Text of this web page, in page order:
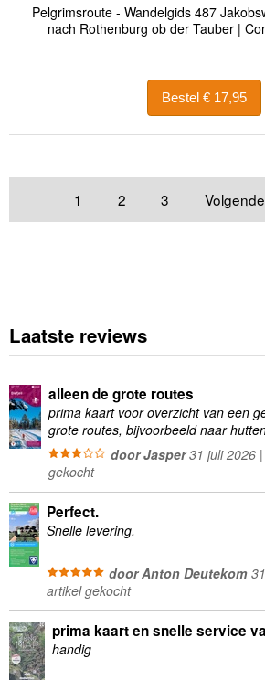
Pelgrimsroute - Wandelgids 487
nach Rothenburg ob der Tauber |
Bestel € 17,95
1 2 3
Laatste reviews
alleen de grote routes
prima kaart voor overzicht van een
grote routes, bijvoorbeeld naar
wandelingen te plannen minder
door Jasper31 juli 2026
gekocht
Perfect.
Snelle levering.
door Anton Deutekom
artikel gekocht
prima kaart en snelle service
handig